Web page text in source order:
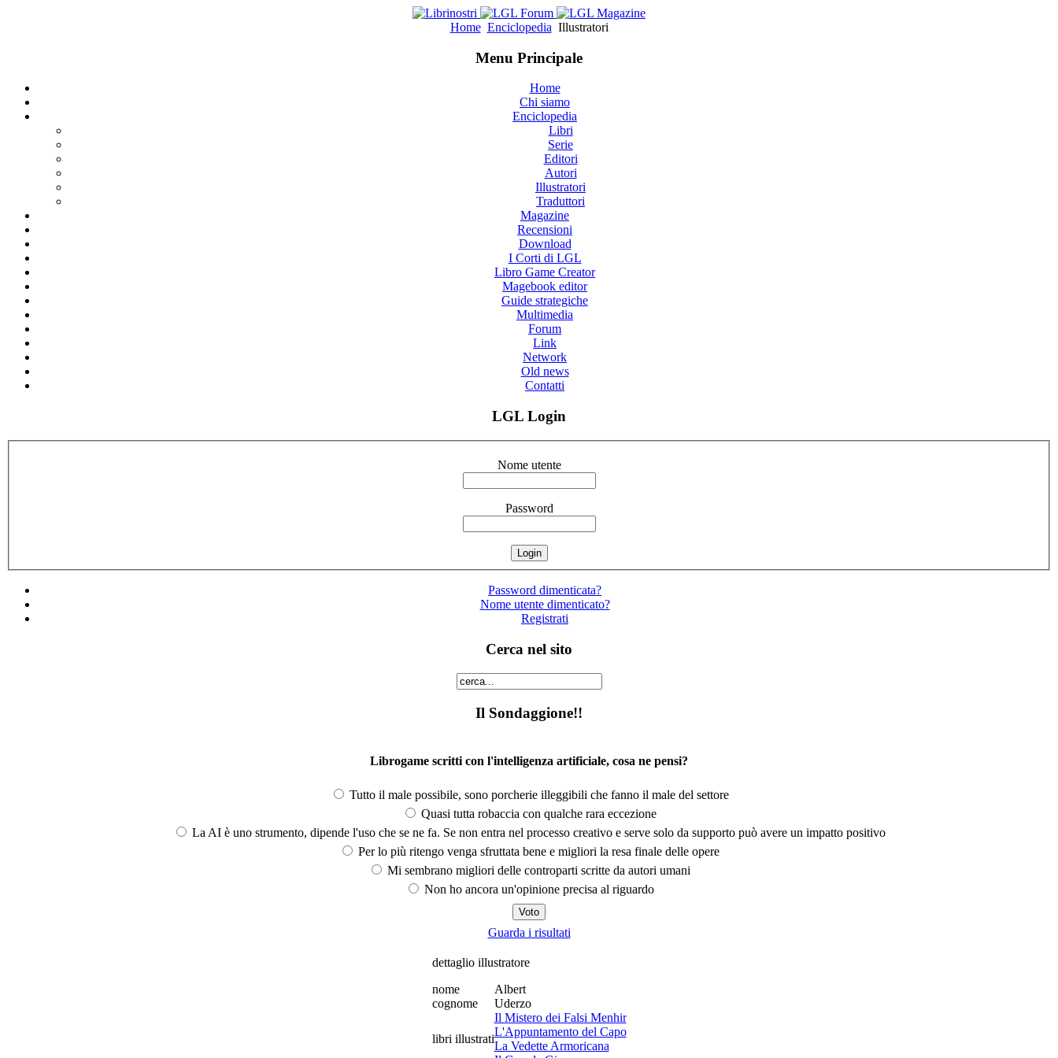
Home Enciclopedia Illustratori
Menu Principale
Home
Chi siamo
Enciclopedia
Libri
Serie
Editori
Autori
Illustratori
Traduttori
Magazine
Recensioni
Download
I Corti di LGL
Libro Game Creator
Magebook editor
Guide strategiche
Multimedia
Forum
Link
Network
Old news
Contatti
LGL Login
Nome utente
Password
Password dimenticata?
Nome utente dimenticato?
Registrati
Cerca nel sito
Il Sondaggione!!
Librogame scritti con l'intelligenza artificiale, cosa ne pensi?
Tutto il male possibile, sono porcherie illeggibili che fanno il male del settore
Quasi tutta robaccia con qualche rara eccezione
La AI è uno strumento, dipende l'uso che se ne fa. Se non entra nel processo creativo e serve solo da supporto può avere un impatto positivo
Per lo più ritengo venga sfruttata bene e migliori la resa finale delle opere
Mi sembrano migliori delle controparti scritte da autori umani
Non ho ancora un'opinione precisa al riguardo
Guarda i risultati
dettaglio illustratore
nome
Albert
cognome
Uderzo
libri illustrati
Il Mistero dei Falsi Menhir
L'Appuntamento del Capo
La Vedette Armoricana